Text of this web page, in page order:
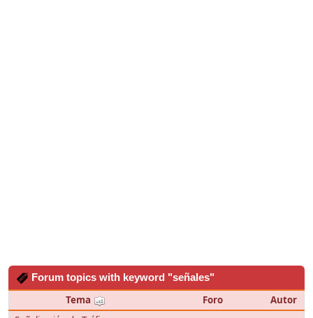
Forum topics with keyword "señales"
Tema Foro
Autor